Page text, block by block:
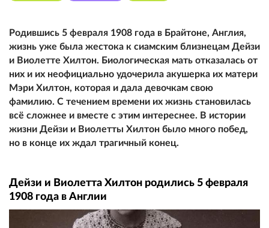
Родившись 5 февраля 1908 года в Брайтоне, Англия,
жизнь уже была жестока к сиамским близнецам Дейзи
и Виолетте Хилтон. Биологическая мать отказалась от
них и их неофициально удочерила акушерка их матери
Мэри Хилтон, которая и дала девочкам свою
фамилию. С течением времени их жизнь становилась
всё сложнее и вместе с этим интереснее. В истории
жизни Дейзи и Виолетты Хилтон было много побед,
но в конце их ждал трагичный конец.
Дейзи и Виолетта Хилтон родились 5 февраля
1908 года в Англии